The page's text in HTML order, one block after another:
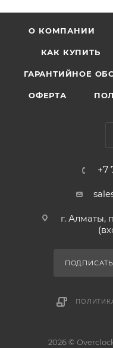
О КОМПАНИИ
КАК КУПИТЬ
ГАРАНТИЙНОЕ
ОФЕРТА
+7
г. Алматы,
2026 ©